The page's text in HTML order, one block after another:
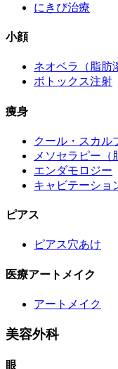
にきび治療
小顔
ネオベラ（脂肪
ボトックス注射
痩身
クール・スカル
メソセラピー（
エンダモロジー
キャビテーショ
ピアス
ピアス穴あけ
医療アートメイク
アートメイク
美容外科
眼